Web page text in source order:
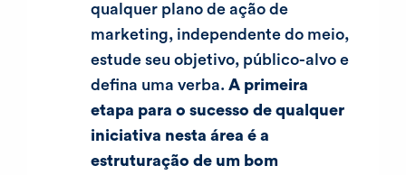
qualquer plano de ação de
marketing, independente do meio,
estude seu objetivo, público-alvo e
defina uma verba. A primeira
etapa para o sucesso de qualquer
iniciativa nesta área é a
estruturação de um bom